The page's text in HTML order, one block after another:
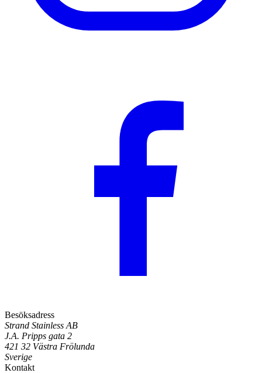
Besöksadress
Strand Stainless AB
J.A. Pripps gata 2
421 32 Västra Frölunda
Sverige
Kontakt